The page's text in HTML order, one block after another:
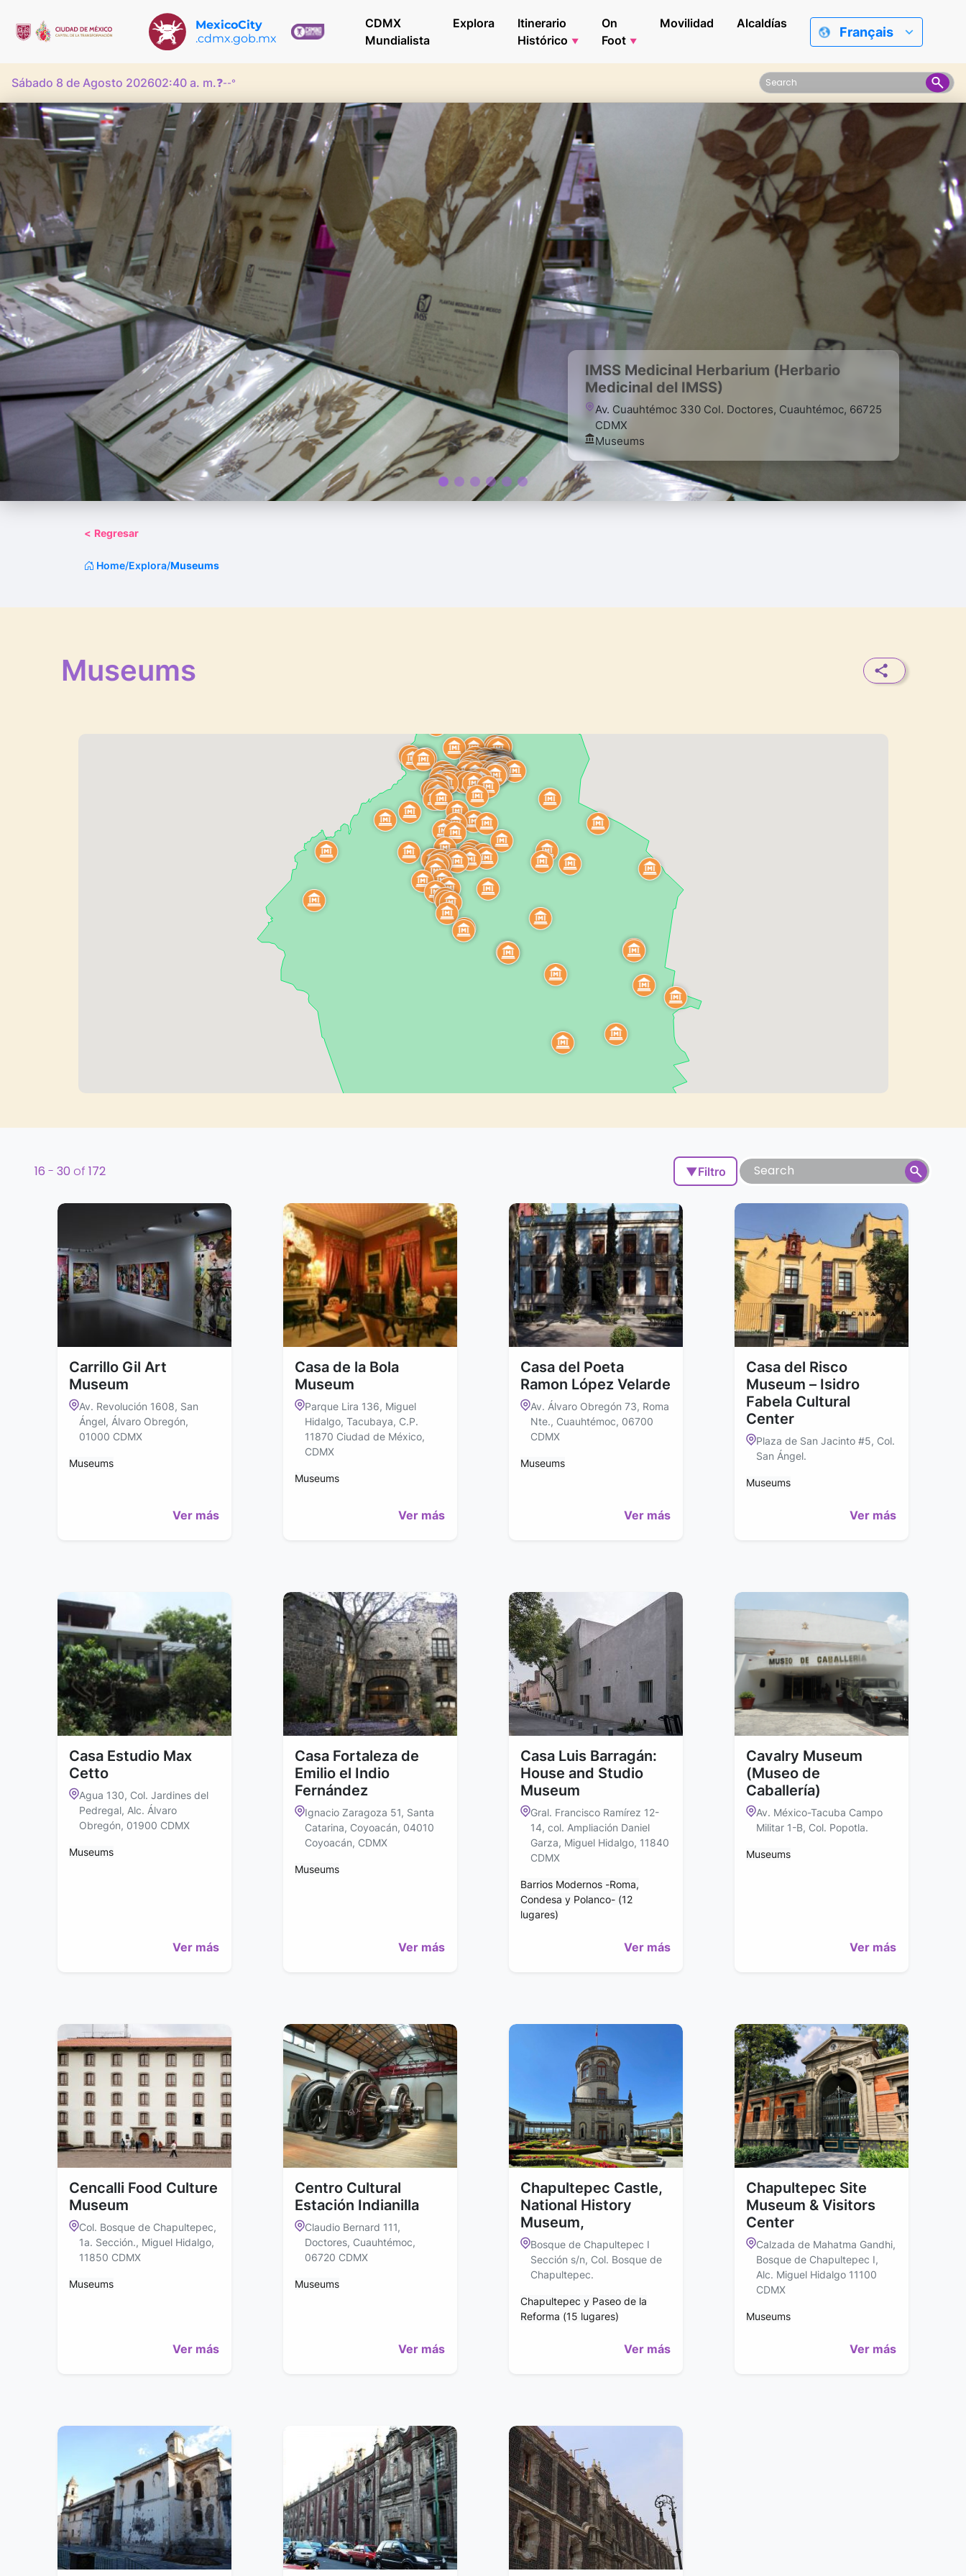
MexicoCity
.cdmx.gob.mx
CDMX
Mundialista
Explora
Itinerario
Histórico
On
Foot
Movilidad Alcaldías
Français
Sábado 8 de Agosto 202602:40 a. m.❓--°
IMSS Medicinal Herbarium (Herbario
Medicinal del IMSS)
Av. Cuauhtémoc 330 Col. Doctores, Cuauhtémoc, 66725
CDMX
Museums
< Regresar
Home/Explora/Museums
Museums
16 - 30 of 172 ▼Filtro
Carrillo Gil Art
Museum
Av. Revolución 1608, San
Ángel, Álvaro Obregón,
01000 CDMX
Museums
Ver más
Casa de la Bola
Museum
Parque Lira 136, Miguel
Hidalgo, Tacubaya, C.P.
11870 Ciudad de México,
CDMX
Museums
Ver más
Casa del Poeta
Ramon López Velarde
Av. Álvaro Obregón 73, Roma
Nte., Cuauhtémoc, 06700
CDMX
Museums
Ver más
Casa del Risco
Museum – Isidro
Fabela Cultural
Center
Plaza de San Jacinto #5, Col.
San Ángel.
Museums
Ver más
Casa Estudio Max
Cetto
Agua 130, Col. Jardines del
Pedregal, Alc. Álvaro
Obregón, 01900 CDMX
Museums
Ver más
Casa Fortaleza de
Emilio el Indio
Fernández
Ignacio Zaragoza 51, Santa
Catarina, Coyoacán, 04010
Coyoacán, CDMX
Museums
Ver más
Casa Luis Barragán:
House and Studio
Museum
Gral. Francisco Ramírez 12-
14, col. Ampliación Daniel
Garza, Miguel Hidalgo, 11840
CDMX
Barrios Modernos -Roma,
Condesa y Polanco- (12
lugares)
Ver más
Cavalry Museum
(Museo de
Caballería)
Av. México-Tacuba Campo
Militar 1-B, Col. Popotla.
Museums
Ver más
Cencalli Food Culture
Museum
Col. Bosque de Chapultepec,
1a. Sección., Miguel Hidalgo,
11850 CDMX
Museums
Ver más
Centro Cultural
Estación Indianilla
Claudio Bernard 111,
Doctores, Cuauhtémoc,
06720 CDMX
Museums
Ver más
Chapultepec Castle,
National History
Museum,
Bosque de Chapultepec I
Sección s/n, Col. Bosque de
Chapultepec.
Chapultepec y Paseo de la
Reforma (15 lugares)
Ver más
Chapultepec Site
Museum & Visitors
Center
Calzada de Mahatma Gandhi,
Bosque de Chapultepec I,
Alc. Miguel Hidalgo 11100
CDMX
Museums
Ver más